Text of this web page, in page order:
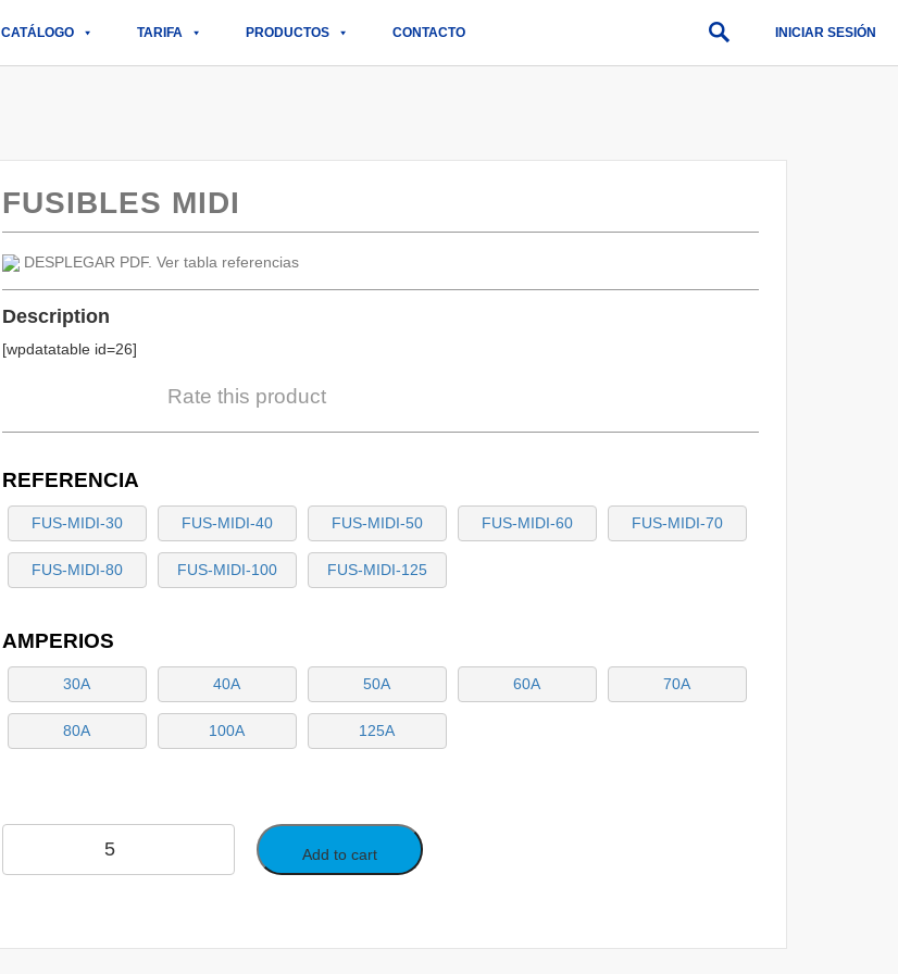
CATÁLOGO TARIFA PRODUCTOS CONTACTO INICIAR SESIÓN
FUSIBLES MIDI
DESPLEGAR PDF. Ver tabla referencias
Description
[wpdatatable id=26]
Rate this product
REFERENCIA
FUS-MIDI-30 FUS-MIDI-40 FUS-MIDI-50 FUS-MIDI-60 FUS-MIDI-70
FUS-MIDI-80 FUS-MIDI-100 FUS-MIDI-125
AMPERIOS
30A 40A 50A 60A 70A
80A 100A 125A
Add to cart